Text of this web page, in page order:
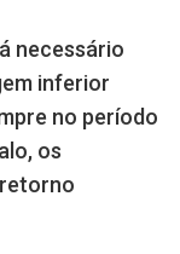
necessário
inferior
no período
os